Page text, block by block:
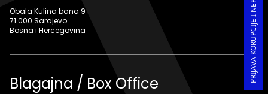
Obala Kulina bana 9
71 000 Sarajevo
Bosna i Hercegovina
Blagajna / Box Office